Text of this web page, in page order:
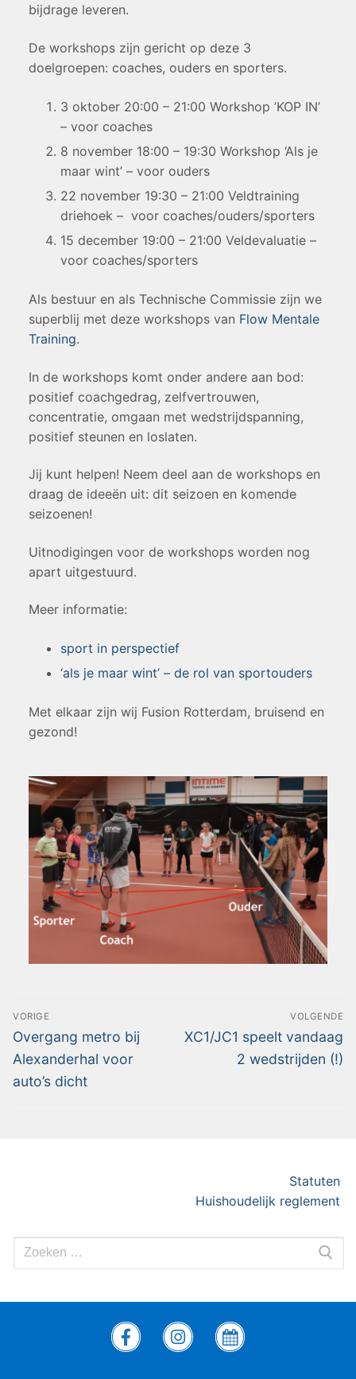
bijdrage leveren.
De workshops zijn gericht op deze 3
doelgroepen: coaches, ouders en sporters.
3 oktober 20:00 – 21:00 Workshop ’KOP IN’
– voor coaches
8 november 18:00 – 19:30 Workshop ‘Als je
maar wint’ – voor ouders
22 november 19:30 – 21:00 Veldtraining
driehoek – voor coaches/ouders/sporters
15 december 19:00 – 21:00 Veldevaluatie –
voor coaches/sporters
Als bestuur en als Technische Commissie zijn we
superblij met deze workshops van Flow Mentale
Training.
In de workshops komt onder andere aan bod:
positief coachgedrag, zelfvertrouwen,
concentratie, omgaan met wedstrijdspanning,
positief steunen en loslaten.
Jij kunt helpen! Neem deel aan de workshops en
draag de ideeën uit: dit seizoen en komende
seizoenen!
Uitnodigingen voor de workshops worden nog
apart uitgestuurd.
Meer informatie:
sport in perspectief
‘als je maar wint’ – de rol van sportouders
Met elkaar zijn wij Fusion Rotterdam, bruisend en
gezond!
VORIGE
Overgang metro bij
Alexanderhal voor
auto’s dicht
VOLGENDE
XC1/JC1 speelt vandaag
2 wedstrijden (!)
Statuten
Huishoudelijk reglement